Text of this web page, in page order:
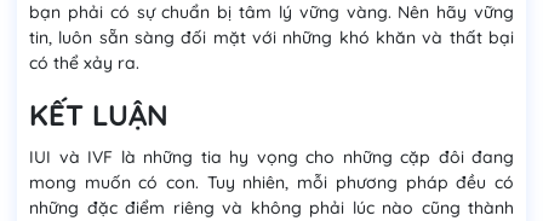
bạn phải có sự chuẩn bị tâm lý vững vàng. Nên hãy vững
tin, luôn sẵn sàng đối mặt với những khó khăn và thất bại
có thể xảy ra.
KẾT LUẬN
IUI và IVF là những tia hy vọng cho những cặp đôi đang
mong muốn có con. Tuy nhiên, mỗi phương pháp đều có
những đặc điểm riêng và không phải lúc nào cũng thành